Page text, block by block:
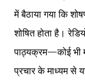
में बैठाया गया कि
शोषित होता है।
पाठ्यक्रम—कोई भी
प्रचार के माध्यम से